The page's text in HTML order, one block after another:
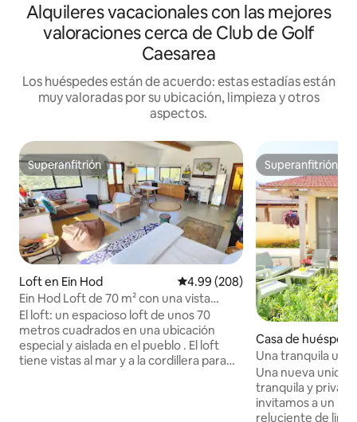
Alquileres vacacionales con las mejores
valoraciones cerca de Club de Golf
Caesarea
Los huéspedes están de acuerdo: estas estadías están
muy valoradas por su ubicación, limpieza y otros
aspectos.
Superanfitrión
Superanfitrión
Loft en Ein Hod Calificación promedio: 4.99 de
4.99 (208)
Ein Hod Loft de 70 m² con una vista
panorámica mágica y espectacular del
mar y la montaña
El loft: un espacioso loft de unos 70
metros cuadrados en una ubicación
especial y aislada en el pueblo . El loft
tiene vistas al mar y a la cordillera para
Superanfitrión
Superanfitrión
Casa de
es Hanna-Karkur
Una tranquila
patio privado en
Una nueva
tranquila y
invitamos a un
reluciente de